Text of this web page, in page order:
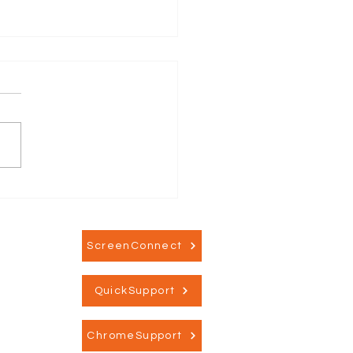
ScreenConnect
QuickSupport
ChromeSupport